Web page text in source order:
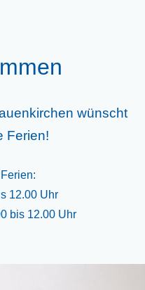
wünscht
Ferien!
12.00 Uhr
bis 12.00 Uhr